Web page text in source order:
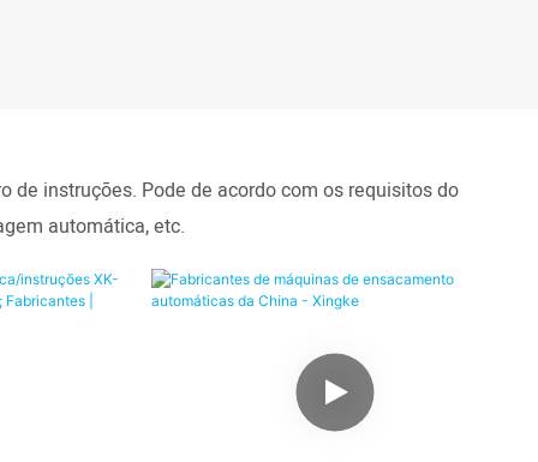
de instruções. Pode de acordo com os requisitos do
automática, etc.